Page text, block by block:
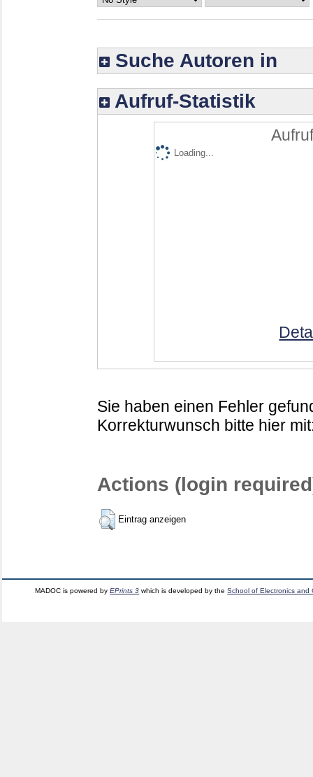
Suche Autoren in
Aufruf-Statistik
Loading...
Sie haben einen Fehler
Korrekturwunsch bitte hier
Actions (login
Eintrag anzeigen
MADOC is powered byEPrints 3 which is developed by theSchool of Electronics and